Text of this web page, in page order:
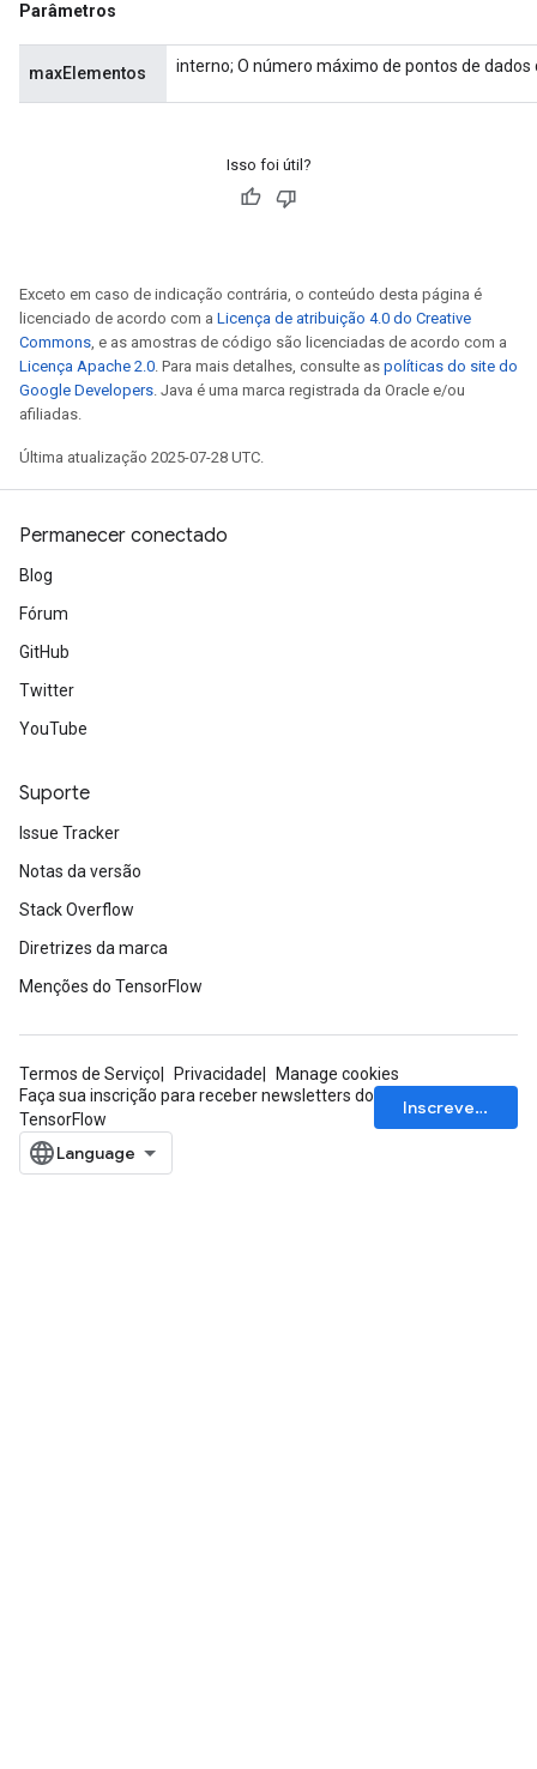
Parâmetros
maxElementos interno; O número máximo de pontos de
Isso foi útil?
Exceto em caso de indicação contrária, o conteúdo desta página é
licenciado de acordo com a Licença de atribuição 4.0 do Creative
Commons, e as amostras de código são licenciadas de acordo com a
Licença Apache 2.0. Para mais detalhes, consulte as políticas do site do
Google Developers. Java é uma marca registrada da Oracle e/ou
afiliadas.
Última atualização 2025-07-28 UTC.
Permanecer conectado
Blog
Fórum
GitHub
Twitter
YouTube
Suporte
Issue Tracker
Notas da versão
Stack Overflow
Diretrizes da marca
Menções do TensorFlow
Termos de Serviço Privacidade
Manage cookies
Faça sua inscrição para receber newsletters do
TensorFlow
Inscrever-se